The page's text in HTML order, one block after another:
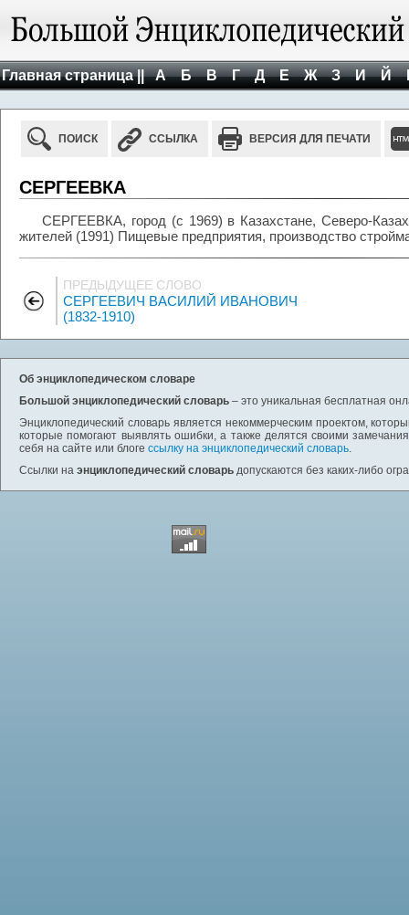
Главная страница || А Б В Г Д Е Ж З И Й
ПОИСК ССЫЛКА ВЕРСИЯ ДЛЯ ПЕЧАТИ
СЕРГЕЕВКА
СЕРГЕЕВКА, город (с 1969) в Казахстане, Северо-
жителей (1991) Пищевые предприятия, производство
ПРЕДЫДУЩЕЕ СЛОВО
СЕРГЕЕВИЧ ВАСИЛИЙ ИВАНОВИЧ
(1832-1910)
Об энциклопедическом словаре
Большой энциклопедический словарь – это уникальная бесплатная
Энциклопедический словарь является некоммерческим проектом,
которые помогают выявлять ошибки, а также делятся своими
себя на сайте или блоге ссылку на энциклопедический словарь.
Ссылки на энциклопедический словарь допускаются без каких-либо